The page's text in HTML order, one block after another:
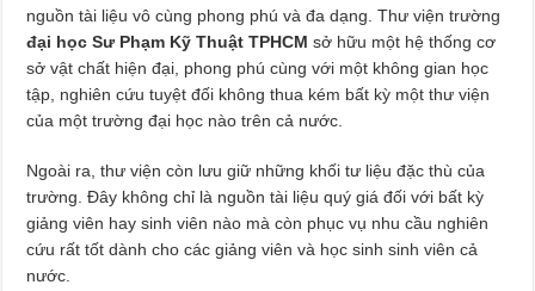
nguồn tài liệu vô cùng phong phú và đa dạng. Thư viện trường
đại học Sư Phạm Kỹ Thuật TPHCM sở hữu một hệ thống cơ
sở vật chất hiện đại, phong phú cùng với một không gian học
tập, nghiên cứu tuyệt đối không thua kém bất kỳ một thư viện
của một trường đại học nào trên cả nước.
Ngoài ra, thư viện còn lưu giữ những khối tư liệu đặc thù của
trường. Đây không chỉ là nguồn tài liệu quý giá đối với bất kỳ
giảng viên hay sinh viên nào mà còn phục vụ nhu cầu nghiên
cứu rất tốt dành cho các giảng viên và học sinh sinh viên cả
nước.